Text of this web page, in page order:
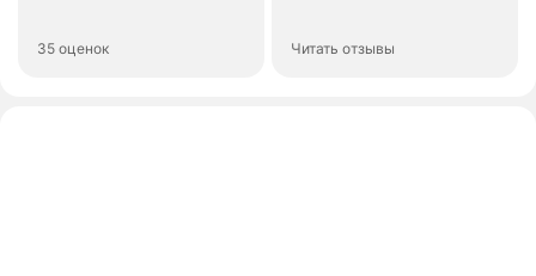
35 оценок Читать отзывы